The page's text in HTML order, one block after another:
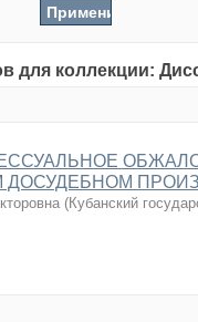
для коллекции:
ДОСУДЕБНОМ
(Кубанский